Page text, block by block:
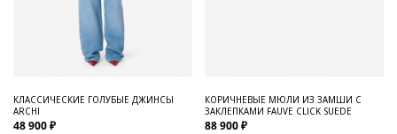
КЛАССИЧЕСКИЕ ГОЛУБЫЕ ДЖИНСЫ
ARCHI
48 900 ₽
КОРИЧНЕВЫЕ МЮЛИ ИЗ ЗАМШИ С
ЗАКЛЕПКАМИ FAUVE CLICK SUEDE
88 900 ₽